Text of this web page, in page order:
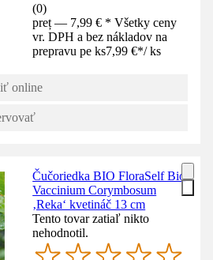
(0)
preț — 7,99 € * Všetky ceny
vr. DPH a bez nákladov na
prepravu pe ks7,99 €*/ ks
online
Čučoriedka BIO FloraSelf Bio
Vaccinium Corymbosum
‚Reka‘ kvetináč 13 cm
Tento tovar zatiaľ nikto
nehodnotil.